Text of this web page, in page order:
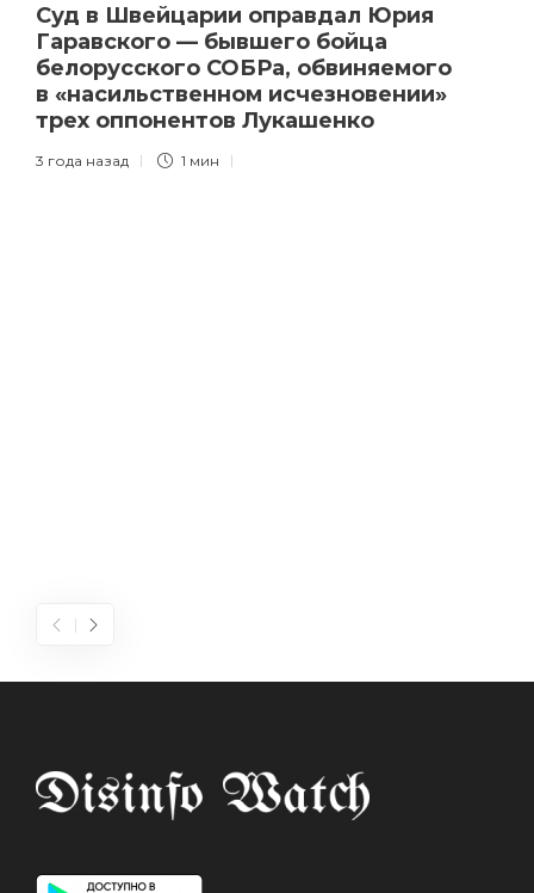
Суд в Швейцарии оправдал Юрия
Гаравского — бывшего бойца
белорусского СОБРа, обвиняемого
в «насильственном исчезновении»
трех оппонентов Лукашенко
3 года назад 1 мин